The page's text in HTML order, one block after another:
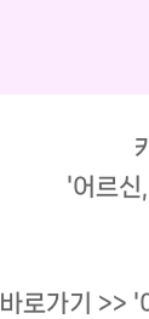
'어르신
바로가기 >> '